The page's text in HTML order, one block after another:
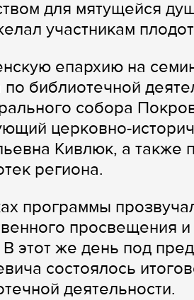
для мятущейся
участникам
епархию на
по библиотечной
собора
церковно-
Кивлюк, а также
региона.
программы
просвещения
этот же день под
состоялось
деятельности.